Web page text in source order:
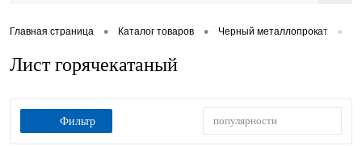
Главная страница • Каталог товаров • Черный металлопрокат •
Лист горячекатаный
Фильтр популярности